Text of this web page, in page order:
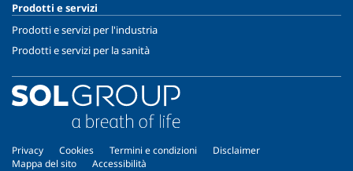
Prodotti e servizi
Prodotti e servizi per l'industria
Prodotti e servizi per la sanità
Privacy Cookies Termini e condizioni
Disclaimer
Mappa del sito
Accessibilità